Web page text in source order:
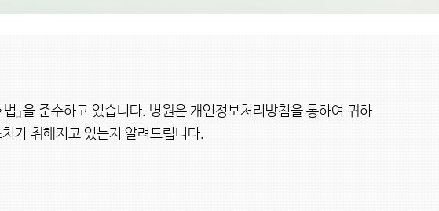
』을 준수하고 있습니다. 병원은 개인정보처리방침을 통하여 귀하
가 취해지고 있는지 알려드립니다.